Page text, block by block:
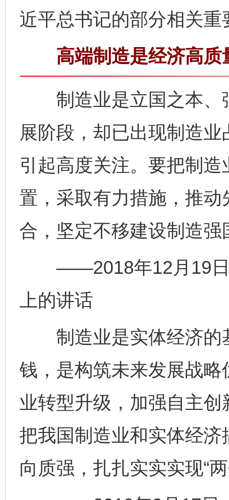
近平总书记的部分相关
高端制造是经济高质
制造业是立国之本、
展阶段，却已出现制造
引起高度关注。要把制
置，采取有力措施，推
合，坚定不移建设制造强
——2018年12月19日
上的讲话
制造业是实体经济的
钱，是构筑未来发展战
业转型升级，加强自主
把我国制造业和实体经
向质强，扎扎实实实现“